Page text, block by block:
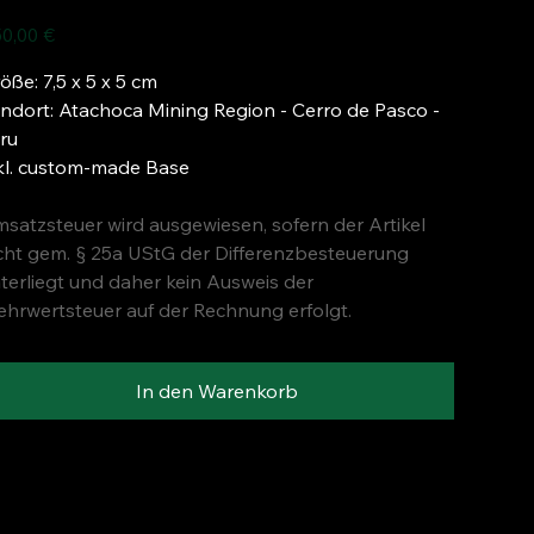
€
7,5 x 5 x 5 cm
Atachoca Mining Region - Cerro de Pasco -
custom-made Base
wird ausgewiesen, sofern der Artikel
gem. § 25a UStG der Differenzbesteuerung
und daher kein Ausweis der
auf der Rechnung erfolgt.
In den Warenkorb